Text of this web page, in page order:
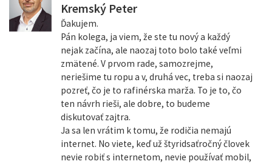
Kremský Peter
Ďakujem.
Pán kolega, ja viem, že ste tu nový a každý
nejak začína, ale naozaj toto bolo také veľmi
zmätené. V prvom rade, samozrejme,
neriešime tu ropu a v, druhá vec, treba si naozaj
pozreť, čo je to rafinérska marža. To je to, čo
ten návrh rieši, ale dobre, to budeme
diskutovať zajtra.
Ja sa len vrátim k tomu, že rodičia nemajú
internet. No viete, keď už štyridsaťročný človek
nevie robiť s internetom, nevie používať mobil,